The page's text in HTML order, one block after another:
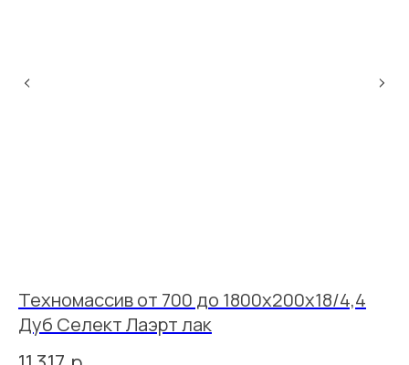
Техномассив от 700 до 1800х200х18/4,4
Дуб Селект Лаэрт лак